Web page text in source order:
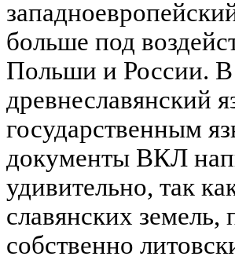
больше под
Польши и России. В
древнеславянский
государственным
документы ВКЛ
удивительно, так
славянских
собственно